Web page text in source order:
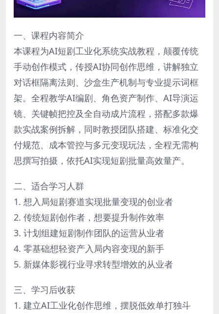
一、课程内容简介
本课程为AI短剧工业化系统实战教程，颠覆传统
手动创作模式，传授AI协同创作思维，讲解独立
对话框隔离法则、沙盒生产机制与专业提示词框
架。全程教学AI编剧、角色资产制作、AI导演运
镜、关键帧把控及全自动成片流程，搭配多款爆
款实战案例拆解，同时教授团队搭建、标准化交
付规范、成本管控与多元变现玩法，全程无需构
思撰写拍摄，依托AI实现短剧批量高效量产。
二、适合学习人群
1. 想入局短剧赛道实现批量变现的创业者
2. 传统短剧创作者，想要提升制作效率
3. 计划组建短剧制作团队的运营从业者
4. 零基础想轻资产入局内容变现的新手
5. 新媒体影视行业寻求转型增效的从业者
三、学习后收获
1. 建立AI工业化创作思维，摆脱低效单打独斗